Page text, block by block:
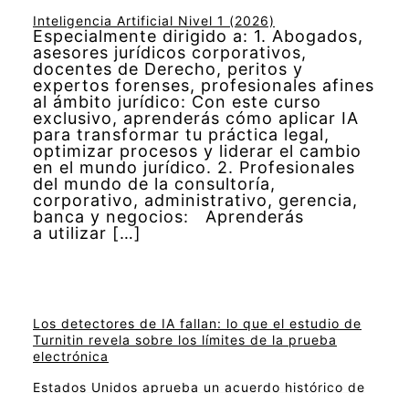
Inteligencia Artificial Nivel 1 (2026)
Especialmente dirigido a: 1. Abogados,
asesores jurídicos corporativos,
docentes de Derecho, peritos y
expertos forenses, profesionales afines
al ámbito jurídico: Con este curso
exclusivo, aprenderás cómo aplicar IA
para transformar tu práctica legal,
optimizar procesos y liderar el cambio
en el mundo jurídico. 2. Profesionales
del mundo de la consultoría,
corporativo, administrativo, gerencia,
banca y negocios: Aprenderás
a utilizar […]
Los detectores de IA fallan: lo que el estudio de
Turnitin revela sobre los límites de la prueba
electrónica
Estados Unidos aprueba un acuerdo histórico de